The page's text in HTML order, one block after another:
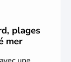
Cabral en
esclaves
des
plages
mer